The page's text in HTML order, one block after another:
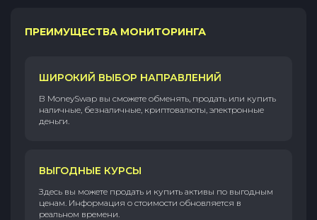
ПРЕИМУЩЕСТВА МОНИТОРИНГА
ШИРОКИЙ ВЫБОР НАПРАВЛЕНИЙ
В MoneySwap вы сможете обменять, продать или купить
наличные, безналичные, криптовалюты, электронные
деньги.
ВЫГОДНЫЕ КУРСЫ
Здесь вы можете продать и купить активы по выгодным
ценам. Информация о стоимости обновляется в
реальном времени.